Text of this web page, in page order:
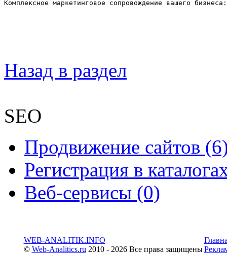
Комплексное маркетинговое сопровождение вашего
Назад в раздел
SEO
Продвижение сайтов
Регистрация в
Веб-сервисы (0)
WEB-ANALITIK.INFO
© Web-Analitics.ru 2010 - 2026 Все права защищены